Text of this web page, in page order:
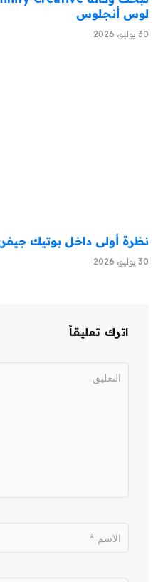
لوس أنجلوس
30 يوليو، 2026
نظرة أولى داخل بوتيك
30 يوليو، 2026
اترك تعليقاً